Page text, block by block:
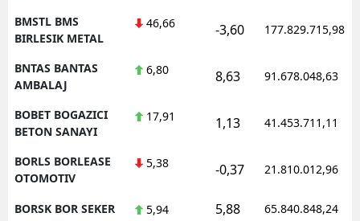
BMSTL BMS
BIRLESIK METAL
46,66 -3,60 177.829.715,98
BNTAS BANTAS
AMBALAJ
6,80 8,63 91.678.048,63
BOBET BOGAZICI
BETON SANAYI
17,91 1,13 41.453.711,11
BORLS BORLEASE
OTOMOTIV
5,38 -0,37 21.810.012,96
BORSK BOR SEKER 5,94 5,88 65.840.848,24